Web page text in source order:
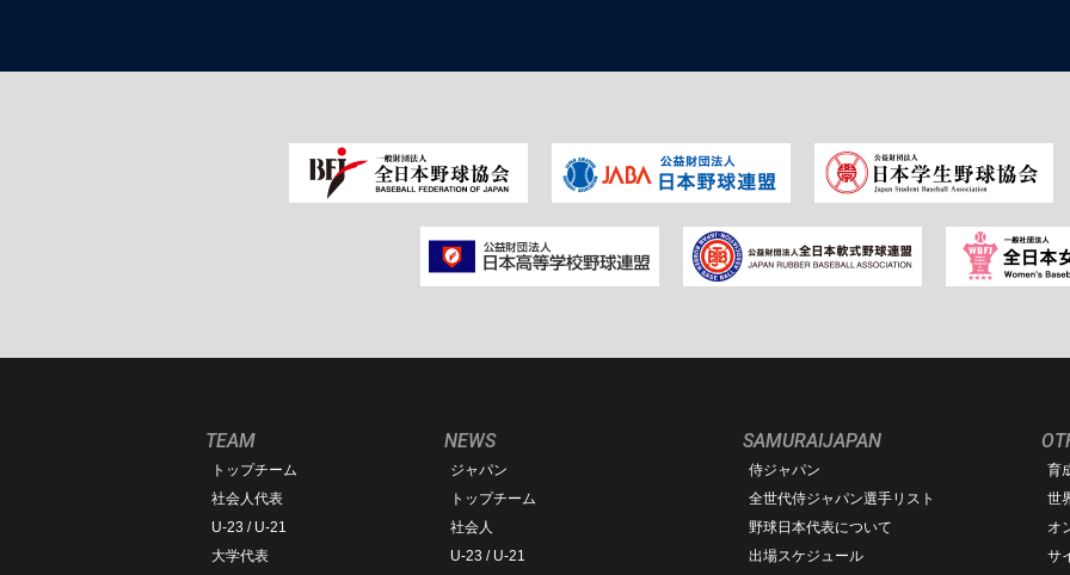
TEAM
トップチーム
社会人代表
U-23 / U-21
大学代表
NEWS
ジャパン
トップチーム
社会人
U-23 / U-21
SAMURAIJAPAN
侍ジャパン
全世代侍ジャパン選手リスト
野球日本代表について
出場スケジュール
育
世
オ
サ